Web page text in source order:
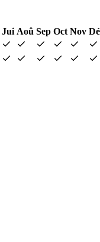
Jui Aoû Sep Oct Nov